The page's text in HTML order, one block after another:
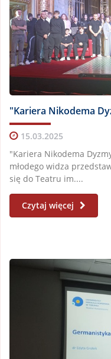
"Kariera Nikodema
15.03.2025
"Kariera Nikodema
młodego widza
się do Teatru im....
Czytaj więcej